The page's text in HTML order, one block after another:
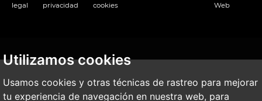
Utilizamos cookies
Usamos cookies y otras técnicas de rastreo para mejorar
tu experiencia de navegación en nuestra web, para
legal
privacidad
cookies
Web